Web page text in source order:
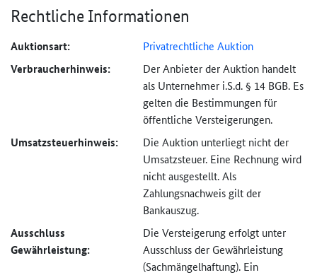
Rechtliche Informationen
Auktionsart: Privatrechtliche Auktion
Verbraucher­hinweis:
Der Anbieter der Auktion handelt
als Unternehmer i.S.d. § 14 BGB. Es
gelten die Bestimmungen für
öffentliche Versteigerungen.
Umsatzsteuer­hinweis:
Die Auktion unterliegt nicht der
Umsatzsteuer. Eine Rechnung wird
nicht ausgestellt. Als
Zahlungsnachweis gilt der
Bankauszug.
Ausschluss
Gewährleistung:
Die Versteigerung erfolgt unter
Ausschluss der Gewährleistung
(Sachmängel­haftung). Ein